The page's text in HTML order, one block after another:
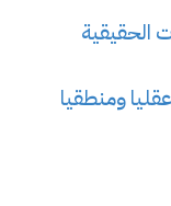
الحقيقية
ومنطقيا